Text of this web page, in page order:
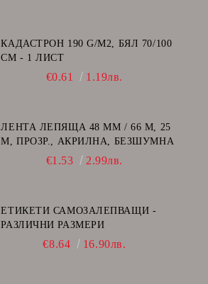
КАДАСТРОН 190 G/M2, БЯЛ 70/100
СМ - 1 ЛИСТ
€0.61 1.19лв.
ЛЕНТА ЛЕПЯЩА 48 ММ / 66 М, 25
Μ, ПРОЗР., АКРИЛНА, БЕЗШУМНА
€1.53 2.99лв.
ЕТИКЕТИ САМОЗАЛЕПВАЩИ -
РАЗЛИЧНИ РАЗМЕРИ
€8.64 16.90лв.